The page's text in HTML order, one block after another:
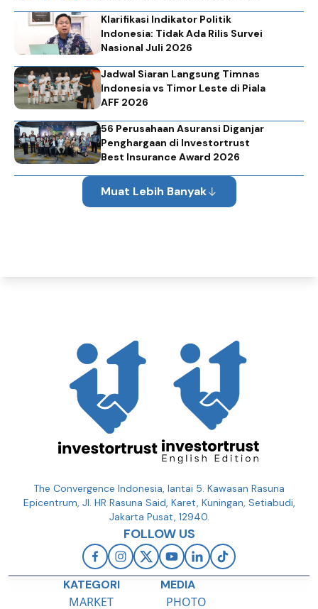
Klarifikasi Indikator Politik
Indonesia: Tidak Ada Rilis Survei
Nasional Juli 2026
Jadwal Siaran Langsung Timnas
Indonesia vs Timor Leste di Piala
AFF 2026
56 Perusahaan Asuransi Diganjar
Penghargaan di Investortrust
Best Insurance Award 2026
Muat Lebih Banyak
The Convergence Indonesia, lantai 5. Kawasan Rasuna
Epicentrum, Jl. HR Rasuna Said, Karet, Kuningan, Setiabudi,
Jakarta Pusat, 12940.
FOLLOW US
KATEGORI
MARKET
MEDIA
PHOTO